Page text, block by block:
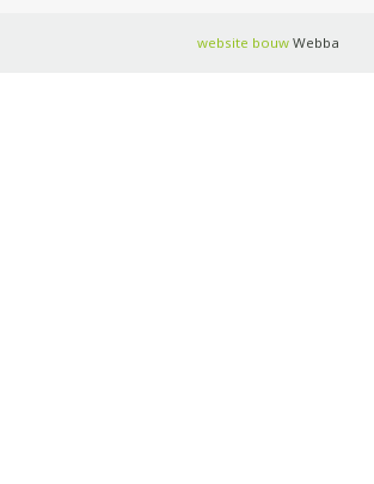
website bouwWebba